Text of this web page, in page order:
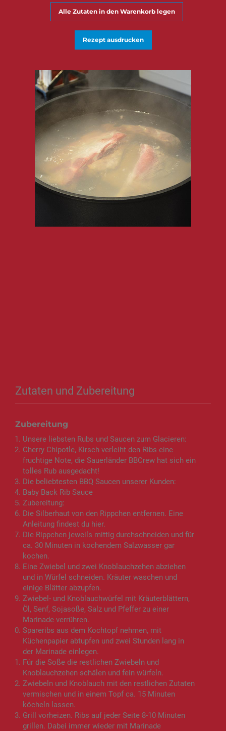
Alle Zutaten in den Warenkorb legen
Rezept ausdrucken
Zutaten und Zubereitung
Zubereitung
Unsere liebsten Rubs und Saucen zum Glacieren:
Cherry Chipotle, Kirsch verleiht den Ribs eine
fruchtige Note, die Sauerländer BBCrew hat sich ein
tolles Rub ausgedacht!
Die beliebtesten BBQ Saucen unserer Kunden:
Baby Back Rib Sauce
Zubereitung:
Die Silberhaut von den Rippchen entfernen. Eine
Anleitung findest du hier.
Die Rippchen jeweils mittig durchschneiden und für
ca. 30 Minuten in kochendem Salzwasser gar
kochen.
Eine Zwiebel und zwei Knoblauchzehen abziehen
und in Würfel schneiden. Kräuter waschen und
einige Blätter abzupfen.
Zwiebel- und Knoblauchwürfel mit Kräuterblättern,
Öl, Senf, Sojasoße, Salz und Pfeffer zu einer
Marinade verrühren.
Spareribs aus dem Kochtopf nehmen, mit
Küchenpapier abtupfen und zwei Stunden lang in
der Marinade einlegen.
Für die Soße die restlichen Zwiebeln und
Knoblauchzehen schälen und fein würfeln.
Zwiebeln und Knoblauch mit den restlichen Zutaten
vermischen und in einem Topf ca. 15 Minuten
köcheln lassen.
Grill vorheizen. Ribs auf jeder Seite 8-10 Minuten
grillen. Dabei immer wieder mit Marinade